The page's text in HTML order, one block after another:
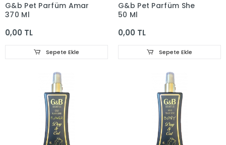
G&b Pet Parfüm Amar
370 Ml
0,00 TL
Sepete Ekle
G&b Pet Parfüm She
50 Ml
0,00 TL
Sepete Ekle